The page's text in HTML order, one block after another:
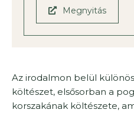
Megnyitás
Az irodalmon belül
költészet, elsősorban a
korszakának költészete,